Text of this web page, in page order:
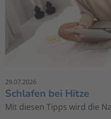
29.07.2026
Schlafen bei Hitze
Mit diesen Tipps wird die